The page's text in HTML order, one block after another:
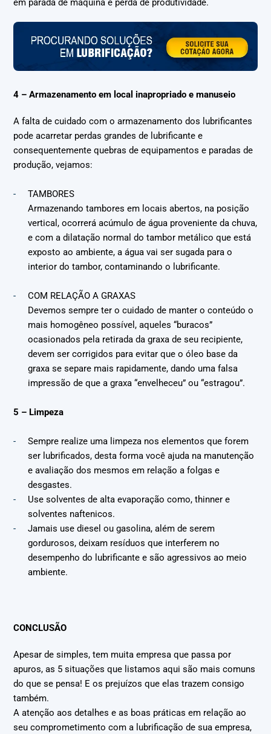
em parada de máquina e perda de produtividade.
4 – Armazenamento em local inapropriado e manuseio
A falta de cuidado com o armazenamento dos lubrificantes
pode acarretar perdas grandes de lubrificante e
consequentemente quebras de equipamentos e paradas de
produção, vejamos:
TAMBORES
Armazenando tambores em locais abertos, na posição
vertical, ocorrerá acúmulo de água proveniente da chuva,
e com a dilatação normal do tambor metálico que está
exposto ao ambiente, a água vai ser sugada para o
interior do tambor, contaminando o lubrificante.
COM RELAÇÃO A GRAXAS
Devemos sempre ter o cuidado de manter o conteúdo o
mais homogêneo possível, aqueles “buracos”
ocasionados pela retirada da graxa de seu recipiente,
devem ser corrigidos para evitar que o óleo base da
graxa se separe mais rapidamente, dando uma falsa
impressão de que a graxa “envelheceu” ou “estragou”.
5 – Limpeza
Sempre realize uma limpeza nos elementos que forem
ser lubrificados, desta forma você ajuda na manutenção
e avaliação dos mesmos em relação a folgas e
desgastes.
Use solventes de alta evaporação como, thinner e
solventes naftenicos.
Jamais use diesel ou gasolina, além de serem
gordurosos, deixam resíduos que interferem no
desempenho do lubrificante e são agressivos ao meio
ambiente.
CONCLUSÃO
Apesar de simples, tem muita empresa que passa por
apuros, as 5 situações que listamos aqui são mais comuns
do que se pensa! E os prejuízos que elas trazem consigo
também.
A atenção aos detalhes e as boas práticas em relação ao
seu comprometimento com a lubrificação de sua empresa,